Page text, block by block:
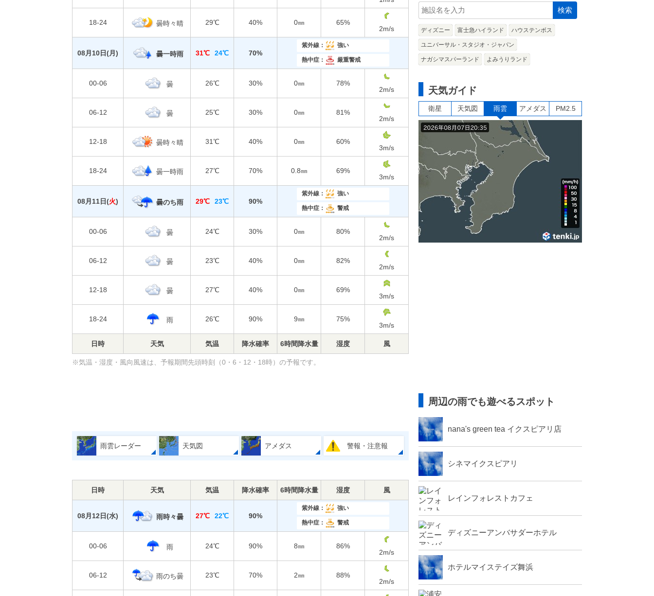
18-24 曇時々晴 29℃ 40% 0㎜
65%
2m/s
08月10日(月 ) 曇一時雨 31℃ 24℃ 70%
紫外線： 強い
熱中症： 厳重警戒
00-06 曇 26℃ 30% 0㎜
78%
2m/s
06-12 曇 25℃ 30% 0㎜
81%
2m/s
12-18 曇時々晴 31℃ 40% 0㎜
60%
3m/s
18-24 曇一時雨 27℃ 70% 0.8㎜
69%
3m/s
08月11日(火) 曇のち雨 29℃ 23℃ 90%
紫外線： 強い
熱中症： 警戒
00-06 曇 24℃ 30% 0㎜
80%
2m/s
06-12 曇 23℃ 40% 0㎜
82%
2m/s
12-18 曇 27℃ 40% 0㎜
69%
3m/s
18-24 雨 26℃ 90% 9㎜
75%
3m/s
日時 天気 気温 降水確率 6時間降水量 湿度 風
※気温・湿度・風向風速は、予報期間先頭時刻（0・6・12・18時）の予報です。
雨雲レーダー 天気図 アメダス 警報・注意報
日時 天気 気温 降水確率 6時間降水量 湿度 風
08月12日(水) 雨時々曇 27℃ 22℃ 90%
紫外線： 強い
熱中症： 警戒
00-06 雨 24℃ 90% 8㎜
86%
2m/s
06-12 雨のち曇 23℃ 70% 2㎜
88%
2m/s
検索
ディズニー 富士急ハイランド ハウステンボス
ユニバーサル・スタジオ・ジャパン
ナガシマスパーランド よみうりランド
天気ガイド
衛星 天気図 雨雲 アメダス PM2.5
周辺の雨でも遊べるスポット
nana's green tea イクスピアリ店
シネマイクスピアリ
レインフォレストカフェ
ディズニーアンバサダーホテル
ホテルマイステイズ舞浜